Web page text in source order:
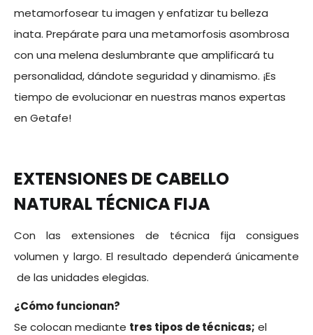
metamorfosear tu imagen y enfatizar tu belleza
inata. Prepárate para una metamorfosis asombrosa
con una melena deslumbrante que amplificará tu
personalidad, dándote seguridad y dinamismo. ¡Es
tiempo de evolucionar en nuestras manos expertas
en Getafe!
EXTENSIONES DE CABELLO
NATURAL TÉCNICA FIJA
Con las extensiones de técnica fija consigues
volumen y largo. El resultado dependerá únicamente
de las unidades elegidas.
¿Cómo funcionan?
Se colocan mediante tres tipos de técnicas; el